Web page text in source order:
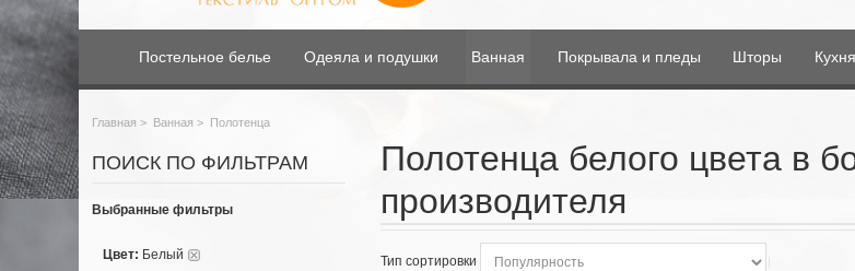
Постельное белье Одеяла и подушки Ванная Покрывала и пледы Шторы Кухня
Главная > Ванная > Полотенца
Полотенца белого цвета в
производителя
Тип сортировки
ПОИСК ПО ФИЛЬТРАМ
Выбранные фильтры
Цвет: Белый